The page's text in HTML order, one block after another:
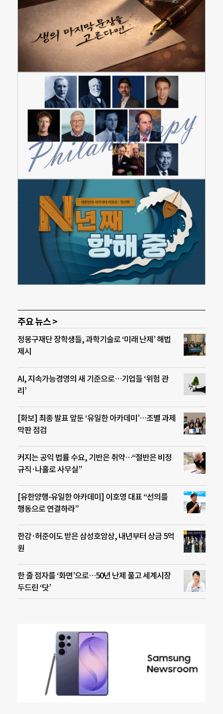
주요 뉴스 >
정몽구재단 장학생들, 과학기술로 ‘미래 난제’ 해법
제시
AI, 지속가능경영의 새 기준으로…기업들 ‘위험 관
리’
[화보] 최종 발표 앞둔 ‘유일한 아카데미’…조별 과제
막판 점검
커지는 공익 법률 수요, 기반은 취약…“절반은 비정
규직·나홀로 사무실”
[유한양행-유일한 아카데미] 이호영 대표 “선의를
행동으로 연결하라”
한강·허준이도 받은 삼성호암상, 내년부터 상금 5억
원
한 줄 점자를 ‘화면’으로…50년 난제 풀고 세계시장
두드린 ‘닷’